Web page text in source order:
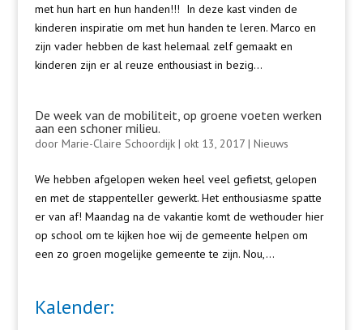
met hun hart en hun handen!!! In deze kast vinden de
kinderen inspiratie om met hun handen te leren. Marco en
zijn vader hebben de kast helemaal zelf gemaakt en
kinderen zijn er al reuze enthousiast in bezig...
De week van de mobiliteit, op groene voeten werken
aan een schoner milieu.
door Marie-Claire Schoordijk| okt 13, 2017| Nieuws
We hebben afgelopen weken heel veel gefietst, gelopen
en met de stappenteller gewerkt. Het enthousiasme spatte
er van af! Maandag na de vakantie komt de wethouder hier
op school om te kijken hoe wij de gemeente helpen om
een zo groen mogelijke gemeente te zijn. Nou,...
Kalender: